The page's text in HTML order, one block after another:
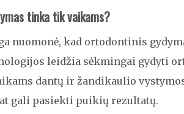
tinka tik vaikams?
nuomonė, kad ortodontinis
leidžia sėkmingai gydyti
dantų ir žandikaulio
gali pasiekti puikių rezultatų.